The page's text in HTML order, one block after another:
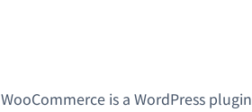
is a WordPress plugin